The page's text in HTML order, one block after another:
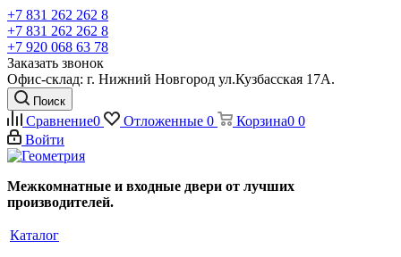
+7 831 262 262 8
+7 831 262 262 8
+7 920 068 63 78
Заказать звонок
Офис-склад: г. Нижний Новгород ул.Кузбасская 17А.
Поиск
Сравнение0 Отложенные 0 Корзина0 0
Войти
Межкомнатные и входные двери от лучших
производителей.
Каталог